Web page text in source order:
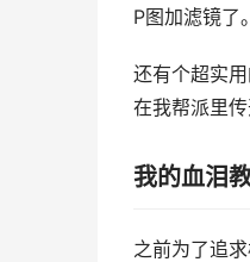
P图加滤镜了。
还有个超实
在我帮派里
我的血泪
之前为了追